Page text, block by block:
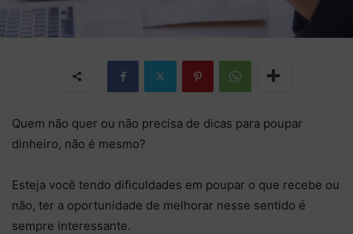
Quem não quer ou não precisa de dicas para poupar
dinheiro, não é mesmo?
Esteja você tendo dificuldades em poupar o que recebe ou
não, ter a oportunidade de melhorar nesse sentido é
sempre interessante.